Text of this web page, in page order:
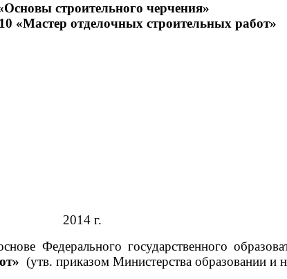
строительного черчения»
«Мастер отделочных строительных работ»
2014 г.
Федерального государственного
(утв. приказом Министерства образовании